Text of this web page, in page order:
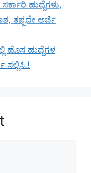
ಹುದ್ದೆಗಳು,
ತಪ್ಪದೇ ಅರ್ಜಿ
ಹೊಸ ಹುದ್ದೆಗಳ
ಸಲ್ಲಿಸಿ.!